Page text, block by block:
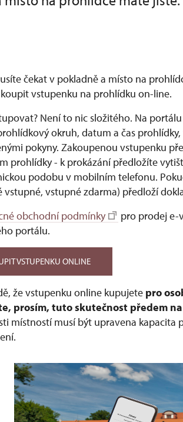
čekat v pokladně a místo na
vstupenku na prohlídku on-line.
Není to nic složitého. Na
okruh, datum a čas
pokyny. Zakoupenou vstupenku
prohlídky - k prokázání předložíte
podobu v mobilním telefonu.
vstupné, vstupné zdarma) předloží
obchodní podmínky
pro prodej e-
portálu.
VSTUPENKU ONLINE
že vstupenku online kupujete pro
prosím, tuto skutečnost předem
místností musí být upravena kapacita